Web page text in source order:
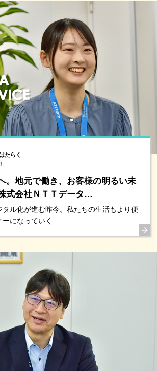
たらく
。地元で働き、お客様の明るい未
式会社ＮＴＴデータ…
タル化が進む昨今。私たちの生活もより便
ーになっていく ......